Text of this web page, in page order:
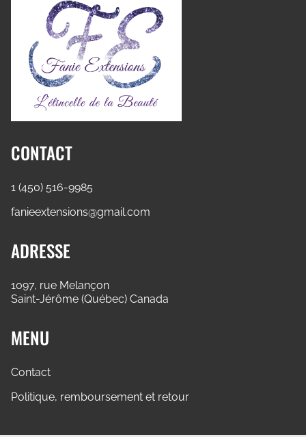
CONTACT
1 (450) 516-9985
fanieextensions@gmail.com
ADRESSE
1097, rue Melançon
Saint-Jérôme (Québec) Canada
MENU
Contact
Politique, remboursement et retour